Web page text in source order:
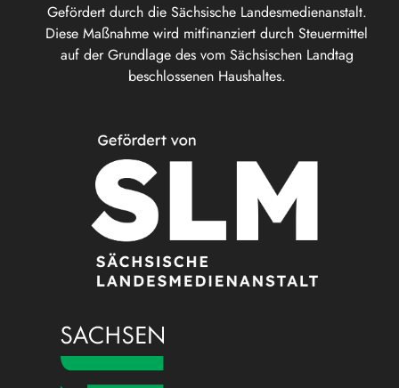
Gefördert durch die Sächsische Landesmedienanstalt.
Diese Maßnahme wird mitfinanziert durch Steuermittel
auf der Grundlage des vom Sächsischen Landtag
beschlossenen Haushaltes.